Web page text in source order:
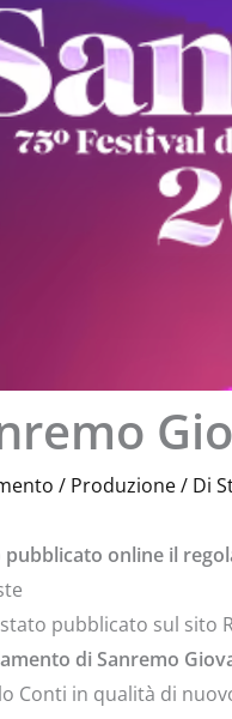
/ Produzione/ Di
pubblicato online il
pubblicato sul sito
di Sanremo
Conti in qualità di